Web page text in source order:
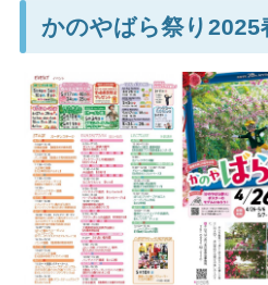
かのやばら祭り2025